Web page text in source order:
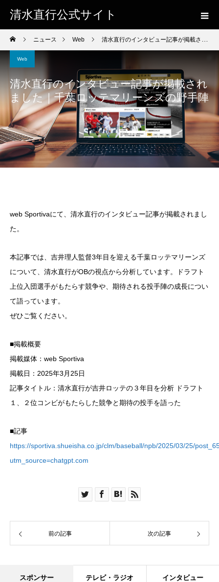
清水直行公式サイト
ニュース Web 清水直行のインタビュー記事が掲載されました｜千葉ロッテマリーンズの野手陣
Web
清水直行のインタビュー記事が掲載され
ました｜千葉ロッテマリーンズの野手陣
web Sportivaにて、清水直行のインタビュー記事が掲載されまし
た。
本記事では、吉井理人監督3年目を迎える千葉ロッテマリーンズ
について、清水直行がOBの視点から分析しています。ドラフト
上位入団選手がもたらす競争や、期待される投手陣の成長につい
て語っています。
ぜひご覧ください。
■掲載概要
掲載媒体：web Sportiva
掲載日：2025年3月25日
記事タイトル：清水直行が吉井ロッテの３年目を分析 ドラフト
１、２位コンビがもたらした競争と期待の投手を語った
■記事
https://sportiva.shueisha.co.jp/clm/baseball/npb/2025/03/25/
utm_source=chatgpt.com
前の記事 次の記事
スポンサー テレビ・ラジオ インタビュー